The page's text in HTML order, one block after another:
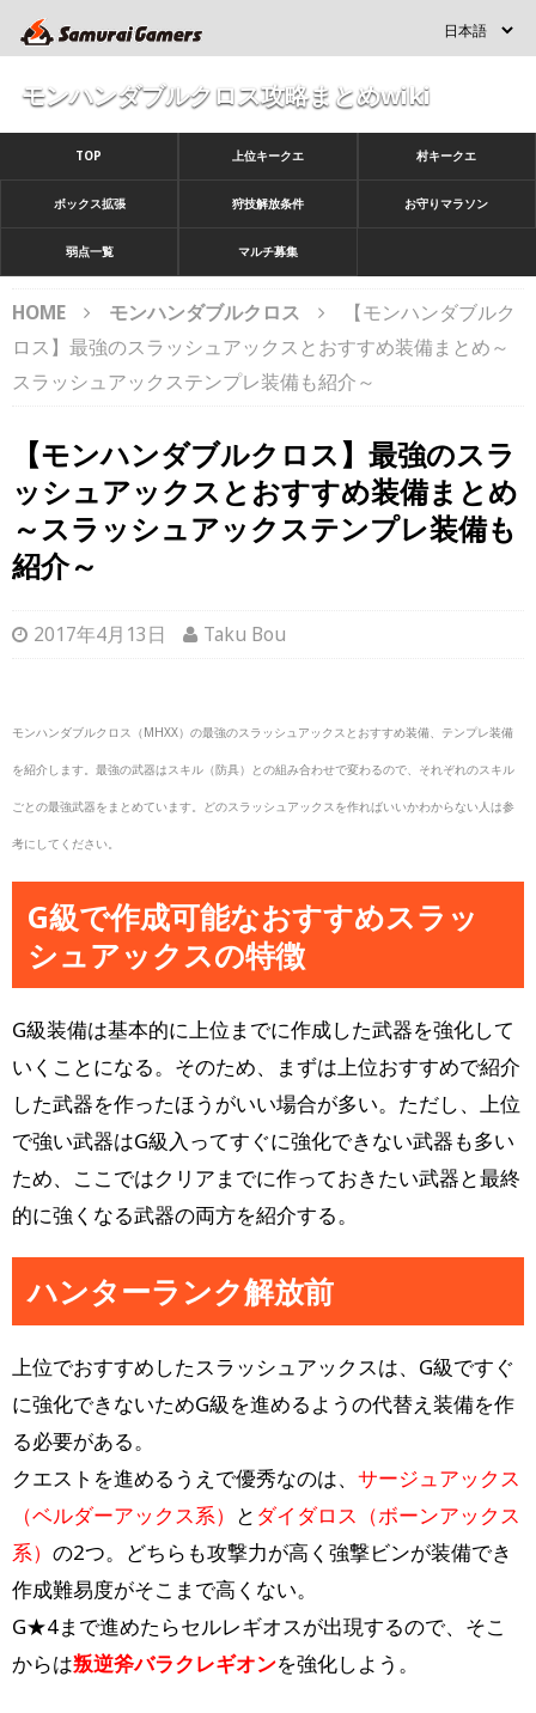
モンハンダブルクロス攻略まとめwiki
TOP 上位キークエ 村キークエ
ボックス拡張 狩技解放条件 お守りマラソン
弱点一覧 マルチ募集
HOME モンハンダブルクロス
【モンハンダブルク
ロス】最強のスラッシュアックスとおすすめ装備まとめ～
スラッシュアックステンプレ装備も紹介～
【モンハンダブルクロス】最強のスラ
ッシュアックスとおすすめ装備まとめ
～スラッシュアックステンプレ装備も
紹介～
2017年4月13日 Taku Bou
モンハンダブルクロス（MHXX）の最強のスラッシュアックスとおすすめ装備、テンプレ装備
を紹介します。最強の武器はスキル（防具）との組み合わせで変わるので、それぞれのスキル
ごとの最強武器をまとめています。どのスラッシュアックスを作ればいいかわからない人は参
考にしてください。
G級で作成可能なおすすめスラッ
シュアックスの特徴
G級装備は基本的に上位までに作成した武器を強化して
いくことになる。そのため、まずは上位おすすめで紹介
した武器を作ったほうがいい場合が多い。ただし、上位
で強い武器はG級入ってすぐに強化できない武器も多い
ため、ここではクリアまでに作っておきたい武器と最終
的に強くなる武器の両方を紹介する。
ハンターランク解放前
上位でおすすめしたスラッシュアックスは、G級ですぐ
に強化できないためG級を進めるようの代替え装備を作
る必要がある。
クエストを進めるうえで優秀なのは、 サージュアックス
（ベルダーアックス系）
と ダイダロス（ボーンアックス
系） の2つ。どちらも攻撃力が高く強撃ビンが装備でき
作成難易度がそこまで高くない。
G★4まで進めたらセルレギオスが出現するので、そこ
からは叛逆斧バラクレギオンを強化しよう。